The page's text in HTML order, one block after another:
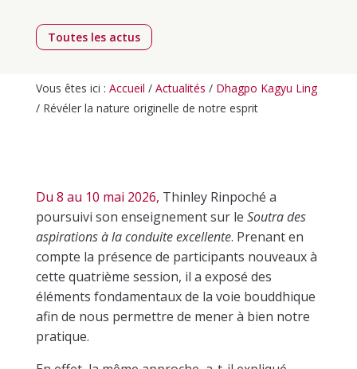
Toutes les actus
Vous êtes ici : Accueil / Actualités / Dhagpo Kagyu Ling
/ Révéler la nature originelle de notre esprit
Du 8 au 10 mai 2026, Thinley Rinpoché a
poursuivi son enseignement sur le Soutra des
aspirations à la conduite excellente. Prenant en
compte la présence de participants nouveaux à
cette quatrième session, il a exposé des
éléments fondamentaux de la voie bouddhique
afin de nous permettre de mener à bien notre
pratique.